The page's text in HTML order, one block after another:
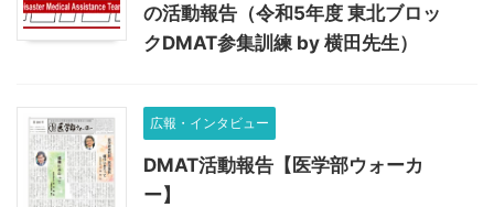
の活動報告（令和5年度 東北ブロッ
クDMAT参集訓練 by 横田先生）
広報・インタビュー
DMAT活動報告【医学部ウォーカ
ー】